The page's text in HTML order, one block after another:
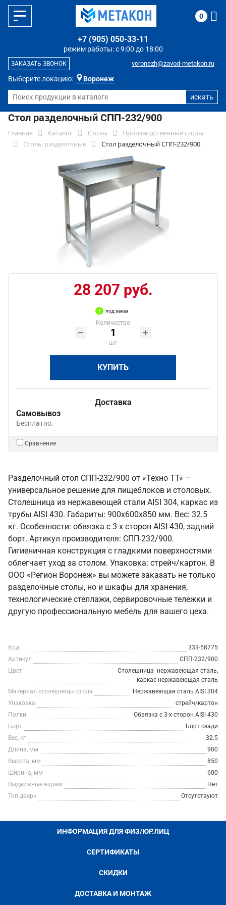
Выберите локацию: Воронеж
режим работы: с 9:00 до 18:00
+7 (905) 050-33-11
voronezh@zavod-metakon.ru
ЗАКАЗАТЬ ЗВОНОК
0
Стол разделочный СПП-232/900
Главная Каталог Столы
Производственные столы
Столы разделочные
Стол разделочный СПП-232/900
28 207 руб.
под заказ
Количество
шт
КУПИТЬ
Доставка
Самовывоз
Бесплатно.
Сравнение
Разделочный стол СПП-232/900 от «Техно ТТ» —
универсальное решение для пищеблоков и столовых.
Столешница из нержавеющей стали AISI 304, каркас из
трубы AISI 430. Габариты: 900x600x850 мм. Вес: 32.5
кг. Особенности: обвязка с 3-х сторон AISI 430, задний
борт. Артикул производителя: СПП-232/900.
Гигиеничная конструкция с гладкими поверхностями
облегчает уход за столом. Упаковка: стрейч/картон. В
ООО «Регион Воронеж» вы можете заказать не только
разделочные столы, но и шкафы для хранения,
технологические стеллажи, сервировочные тележки и
другую профессиональную мебель для вашего цеха.
Код
333-58775
Артикул
СПП-232/900
Цвет
Столешница- нержавеющая сталь,
каркас-нержавеющая сталь
Материал столешницы стола
Нержавеющая сталь AISI 304
Упаковка
стрейч/картон
Полки
Обвязка с 3-х сторон AISI 430
Борт
Борт сзади
Вес, кг
32.5
Длина, мм
900
Высота, мм
850
Ширина, мм
600
Выдвижные ящики
Нет
Тип двери
Отсутствуют
ИНФОРМАЦИЯ ДЛЯ ФИЗ/ЮР.ЛИЦ
СЕРТИФИКАТЫ
СКИДКИ
ДОСТАВКА И МОНТАЖ